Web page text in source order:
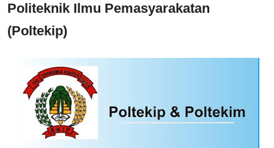
Politeknik Ilmu Pemasyarakatan
(Poltekip)